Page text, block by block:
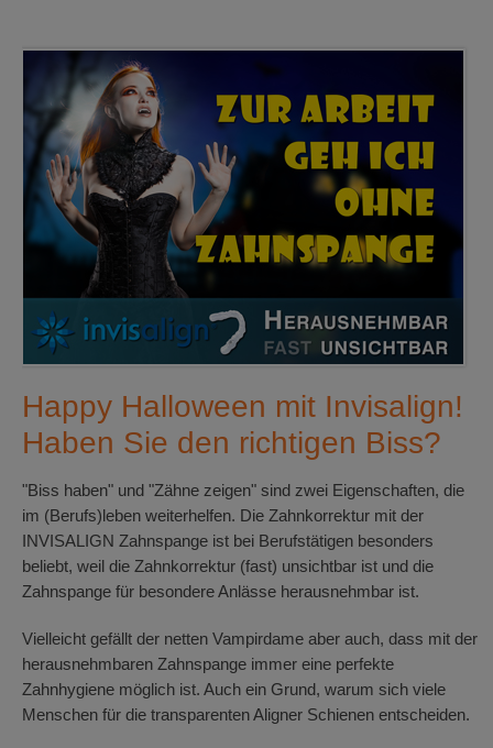
Happy Halloween mit Invisalign!
Haben Sie den richtigen Biss?
"Biss haben" und "Zähne zeigen" sind zwei Eigenschaften, die
im (Berufs)leben weiterhelfen. Die Zahnkorrektur mit der
INVISALIGN Zahnspange ist bei Berufstätigen besonders
beliebt, weil die Zahnkorrektur (fast) unsichtbar ist und die
Zahnspange für besondere Anlässe herausnehmbar ist.
Vielleicht gefällt der netten Vampirdame aber auch, dass mit der
herausnehmbaren Zahnspange immer eine perfekte
Zahnhygiene möglich ist. Auch ein Grund, warum sich viele
Menschen für die transparenten Aligner Schienen entscheiden.